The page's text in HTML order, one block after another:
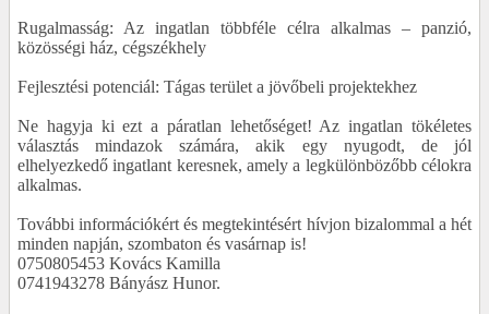
Rugalmasság: Az ingatlan többféle célra alkalmas – panzió,
közösségi ház, cégszékhely
Fejlesztési potenciál: Tágas terület a jövőbeli projektekhez
Ne hagyja ki ezt a páratlan lehetőséget! Az ingatlan tökéletes
választás mindazok számára, akik egy nyugodt, de jól
elhelyezkedő ingatlant keresnek, amely a legkülönbözőbb célokra
alkalmas.
További információkért és megtekintésért hívjon bizalommal a hét
minden napján, szombaton és vasárnap is!
0750805453 Kovács Kamilla
0741943278 Bányász Hunor.